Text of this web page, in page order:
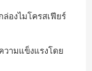
องไมโครสเฟียร์
ามแข็งแรงโดย